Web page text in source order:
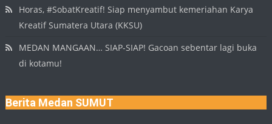
Horas, #SobatKreatif! Siap menyambut kemeriahan Karya
Kreatif Sumatera Utara (KKSU)
MEDAN MANGAAN… SIAP-SIAP! Gacoan sebentar lagi buka
di kotamu!
Berita Medan SUMUT